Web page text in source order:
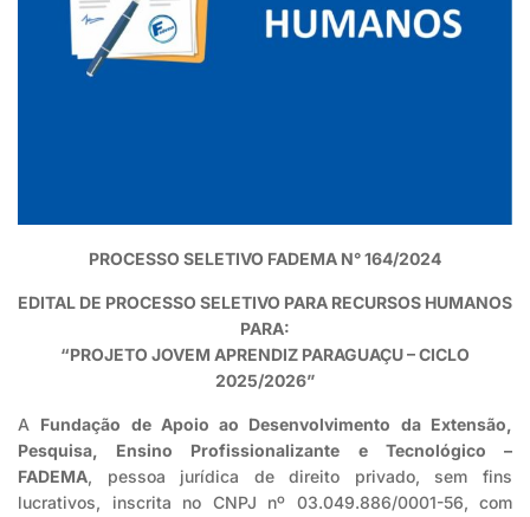
PROCESSO SELETIVO FADEMA N° 164/2024
EDITAL DE PROCESSO SELETIVO PARA RECURSOS HUMANOS
PARA:
“PROJETO JOVEM APRENDIZ PARAGUAÇU – CICLO
2025/2026”
A Fundação de Apoio ao Desenvolvimento da Extensão,
Pesquisa, Ensino Profissionalizante e Tecnológico –
FADEMA, pessoa jurídica de direito privado, sem fins
lucrativos, inscrita no CNPJ nº 03.049.886/0001-56, com